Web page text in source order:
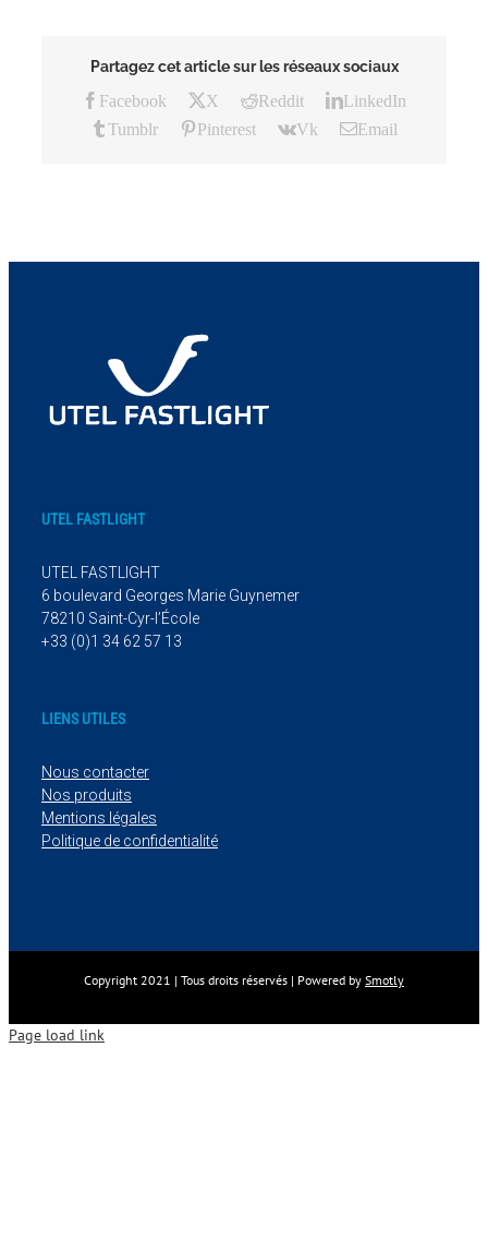
Partagez cet article sur les réseaux sociaux
Facebook
X Reddit
LinkedIn
Tumblr
Pinterest Vk Email
UTEL FASTLIGHT
UTEL FASTLIGHT
6 boulevard Georges Marie Guynemer
78210 Saint-Cyr-l’École
+33 (0)1 34 62 57 13
LIENS UTILES
Nous contacter
Nos produits
Mentions légales
Politique de confidentialité
Copyright 2021 | Tous droits réservés | Powered by Smotly
Page load link